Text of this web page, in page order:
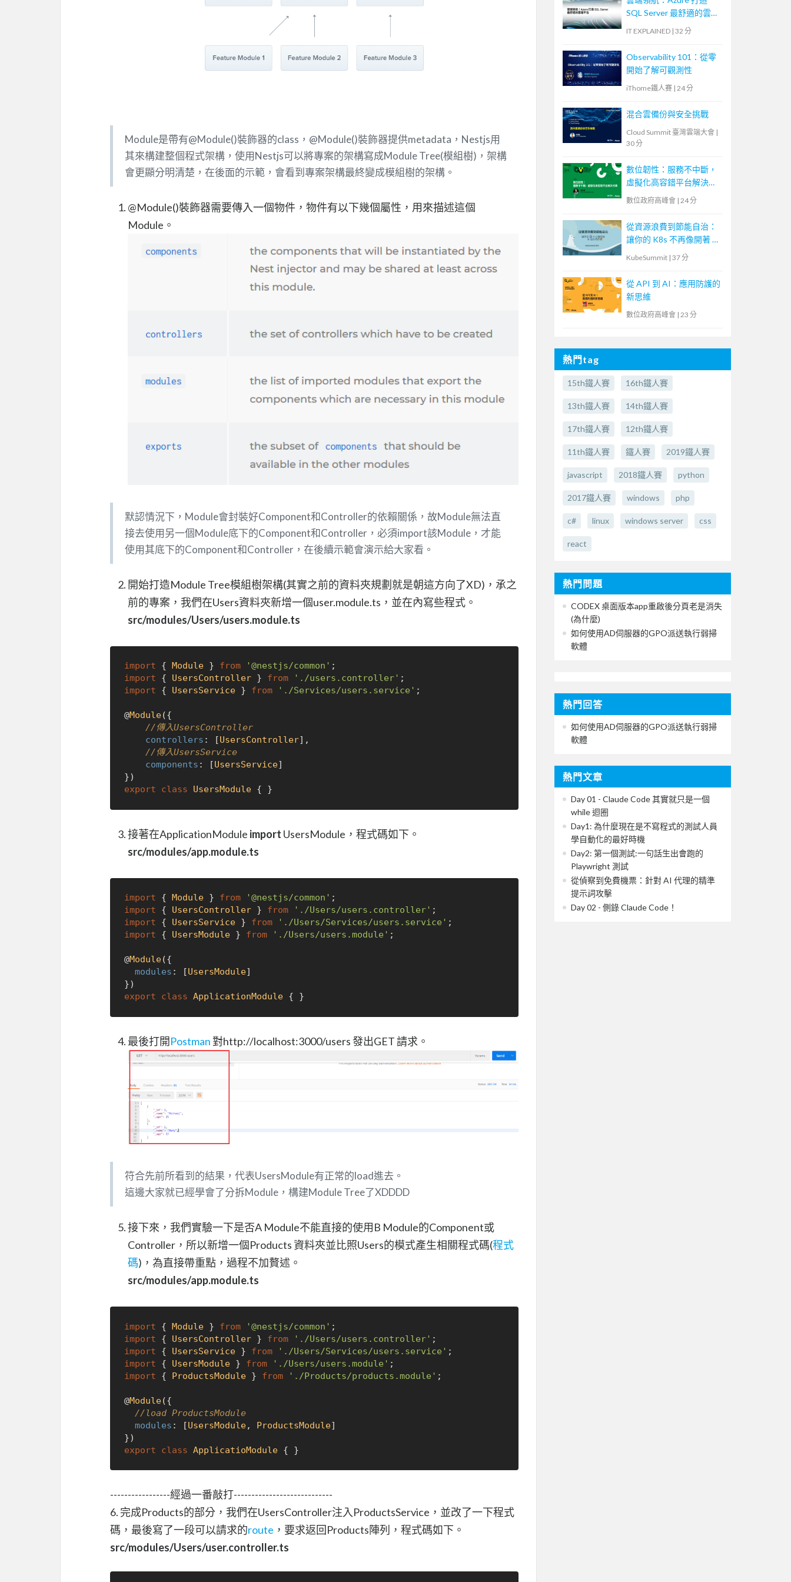
Module是帶有@Module()裝飾器的class，@Module()裝飾器提供metadata，Nestjs用
其來構建整個程式架構，使用Nestjs可以將專案的架構寫成Module Tree(模組樹)，架構
會更顯分明清楚，在後面的示範，會看到專案架構最終變成模組樹的架構。
@Module()裝飾器需要傳入一個物件，物件有以下幾個屬性，用來描述這個
Module。
默認情況下，Module會封裝好Component和Controller的依賴關係，故Module無法直
接去使用另一個Module底下的Component和Controller，必須import該Module，才能
使用其底下的Component和Controller，在後續示範會演示給大家看。
開始打造Module Tree模組樹架構(其實之前的資料夾規劃就是朝這方向了XD)，承之
前的專案，我們在Users資料夾新增一個user.module.ts，並在內寫些程式。
src/modules/Users/users.module.ts
import { Module } from '@nestjs/common'
import { UsersController } from './users.controller'
import { UsersService } from './Services/users.service' ;
@Module({
//傳入UsersController
controllers : [UsersController],
//傳入UsersService
components : [UsersService]
export
class UsersModule
接著在ApplicationModule import UsersModule，程式碼如下。
src/modules/app.module.ts
import { Module } from '@nestjs/common'
import { UsersController } from './Users/users.controller'
import { UsersService } from './Users/Services/users.service'
import { UsersModule } from './Users/users.module' ;
@Module({
modules : [UsersModule]
export
class ApplicationModule
最後打開Postman對http://localhost:3000/users 發出GET 請求。
符合先前所看到的結果，代表UsersModule有正常的load進去。
這邊大家就已經學會了分拆Module，構建Module Tree了XDDDD
接下來，我們實驗一下是否A Module不能直接的使用B Module的Component或
Controller，所以新增一個Products 資料夾並比照Users的模式產生相關程式碼(程式
碼)，為直接帶重點，過程不加贅述。
src/modules/app.module.ts
import { Module } from '@nestjs/common'
import { UsersController } from './Users/users.controller'
import { UsersService } from './Users/Services/users.service'
import { UsersModule } from './Users/users.module'
import { ProductsModule } from './Products/products.module' ;
@Module({
//load ProductsModule
modules : [UsersModule, ProductsModule]
export
class ApplicatioModule
-----------------經過一番敲打----------------------------
6. 完成Products的部分，我們在UsersController注入ProductsService，並改了一下程式
碼，最後寫了一段可以請求的route ，要求返回Products陣列，程式碼如下。
src/modules/Users/user.controller.ts
SQL Server 最舒適的雲端
IT EXPLAINED | 32 分
Observability 101：從零
開始了解可觀測性
iThome鐵人賽 | 24 分
混合雲備份與安全挑戰
Cloud Summit 臺灣雲端大會 |
30 分
數位韌性：服務不中斷，
虛擬化高容錯平台解決方
案
數位政府高峰會 | 24 分
從資源浪費到節能自治：
讓你的 K8s 不再像開著 N
個分頁的瀏覽器
KubeSummit | 37 分
從 API 到 AI：應用防護的
新思維
數位政府高峰會 | 23 分
熱門tag
15th鐵人賽 16th鐵人賽
13th鐵人賽 14th鐵人賽
17th鐵人賽 12th鐵人賽
11th鐵人賽 鐵人賽 2019鐵人賽
javascript 2018鐵人賽 python
2017鐵人賽 windows php
c# linux windows server css
react
熱門問題
CODEX 桌面版本app重啟後分頁老是消失
(為什麼)
如何使用AD伺服器的GPO派送執行弱掃
軟體
熱門回答
如何使用AD伺服器的GPO派送執行弱掃
軟體
熱門文章
Day 01 - Claude Code 其實就只是一個
while 迴圈
Day1: 為什麼現在是不寫程式的測試人員
學自動化的最好時機
Day2: 第一個測試:一句話生出會跑的
Playwright 測試
從偵察到免費機票：針對 AI 代理的精準
提示詞攻擊
Day 02 - 側錄 Claude Code！